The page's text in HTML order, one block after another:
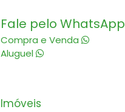
Fale pelo WhatsApp
Compra e Venda
Aluguel
Imóveis